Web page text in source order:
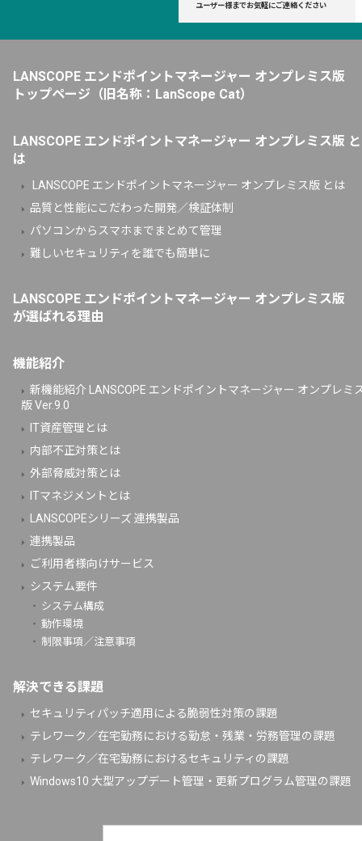
ユーザー様までお気軽にご連絡ください
LANSCOPE エンドポイントマネージャー オンプレミス版
トップページ （旧名称：LanScope Cat）
LANSCOPE エンドポイントマネージャー オンプレミス版 と
は
LANSCOPE エンドポイントマネージャー オンプレミス版 とは
品質と性能にこだわった開発／検証体制
パソコンからスマホまでまとめて管理
難しいセキュリティを誰でも簡単に
LANSCOPE エンドポイントマネージャー オンプレミス版
が選ばれる理由
機能紹介
新機能紹介 LANSCOPE エンドポイントマネージャー オンプレミ
版 Ver.9.0
IT資産管理とは
内部不正対策とは
外部脅威対策とは
ITマネジメントとは
LANSCOPEシリーズ 連携製品
連携製品
ご利用者様向けサービス
システム要件
システム構成
動作環境
制限事項／注意事項
解決できる課題
セキュリティパッチ適用による脆弱性対策の課題
テレワーク／在宅勤務における勤怠・残業・労務管理の課題
テレワーク／在宅勤務におけるセキュリティの課題
Windows10 大型アップデート管理・更新プログラム管理の課題